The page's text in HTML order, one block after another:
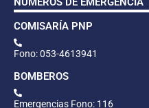
COMISARÍA PNP
Fono: 053-4613941
BOMBEROS
Emergencias Fono: 116